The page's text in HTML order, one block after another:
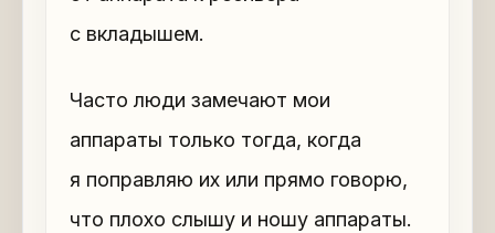
с вкладышем.
Часто люди замечают мои
аппараты только тогда, когда
я поправляю их или прямо говорю,
что плохо слышу и ношу аппараты.